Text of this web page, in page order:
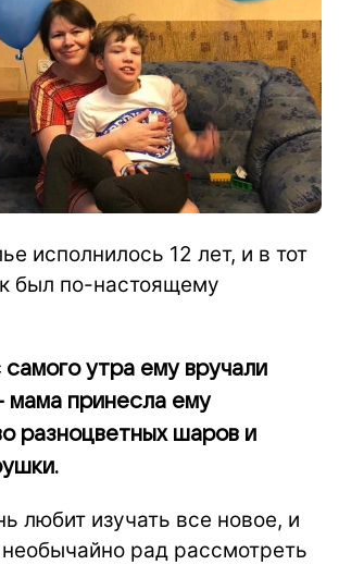
исполнилось 12 лет, и в тот
был по-настоящему
утра ему вручали
мама принесла ему
разноцветных шаров и
любит изучать все новое, и
рад рассмотреть